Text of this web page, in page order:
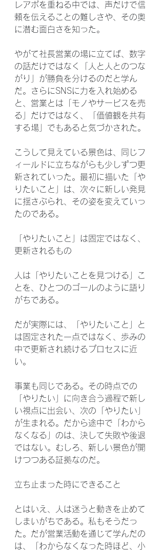
レアポを重ねる中では、声だけで信
頼を伝えることの難しさや、その奥
に潜む面白さを知った。
やがて社長営業の場に立てば、数字
の話だけではなく「人と人とのつな
がり」が勝負を分けるのだと学ん
だ。さらにSNSに力を入れ始める
と、営業とは「モノやサービスを売
る」だけではなく、「価値観を共有
する場」でもあると気づかされた。
こうして見えている景色は、同じフ
ィールドに立ちながらも少しずつ更
新されていった。最初に描いた「や
りたいこと」は、次々に新しい発見
に揺さぶられ、その姿を変えていっ
たのである。
「やりたいこと」は固定ではなく、
更新されるもの
人は「やりたいことを見つける」こ
とを、ひとつのゴールのように語り
がちである。
だが実際には、「やりたいこと」と
は固定された一点ではなく、歩みの
中で更新され続けるプロセスに近
い。
事業も同じである。その時点での
「やりたい」に向き合う過程で新し
い視点に出会い、次の「やりたい」
が生まれる。だから途中で「わから
なくなる」のは、決して失敗や後退
ではない。むしろ、新しい景色が開
けつつある証拠なのだ。
立ち止まった時にできること
とはいえ、人は迷うと動きを止めて
しまいがちである。私もそうだっ
た。だが営業活動を通じて学んだの
は、「わからなくなった時ほど、小